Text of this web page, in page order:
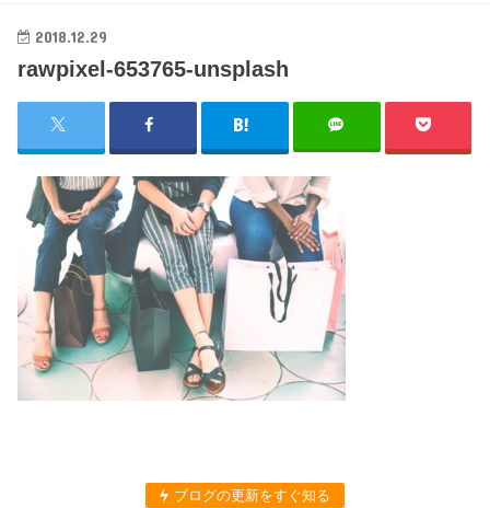
2018.12.29
rawpixel-653765-unsplash
ブログの更新をすぐ知る